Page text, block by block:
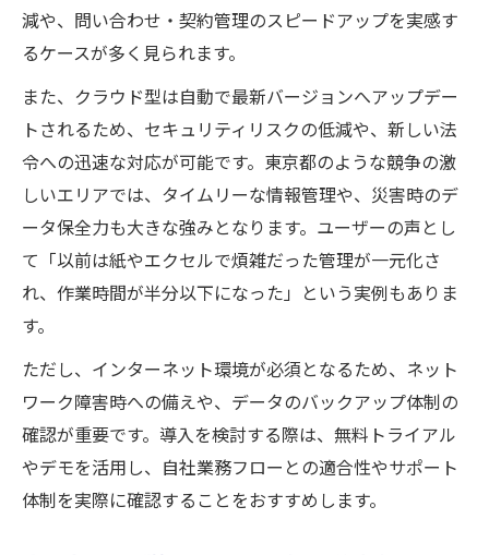
減や、問い合わせ・契約管理のスピードアップを実感す
るケースが多く見られます。
また、クラウド型は自動で最新バージョンへアップデー
トされるため、セキュリティリスクの低減や、新しい法
令への迅速な対応が可能です。東京都のような競争の激
しいエリアでは、タイムリーな情報管理や、災害時のデ
ータ保全力も大きな強みとなります。ユーザーの声とし
て「以前は紙やエクセルで煩雑だった管理が一元化さ
れ、作業時間が半分以下になった」という実例もありま
す。
ただし、インターネット環境が必須となるため、ネット
ワーク障害時への備えや、データのバックアップ体制の
確認が重要です。導入を検討する際は、無料トライアル
やデモを活用し、自社業務フローとの適合性やサポート
体制を実際に確認することをおすすめします。